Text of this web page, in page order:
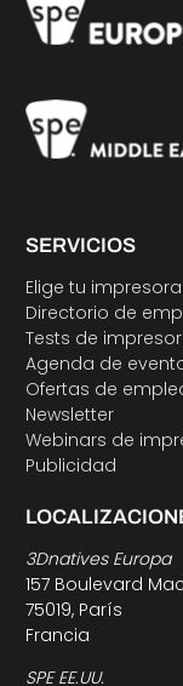
SERVICIOS
Elige tu impresora
Directorio de
Tests de
Agenda de
Ofertas de
Newsletter
Webinars de
Publicidad
3Dnatives Europa
157 Boulevard
75019, París
Francia
SPE EE.UU.